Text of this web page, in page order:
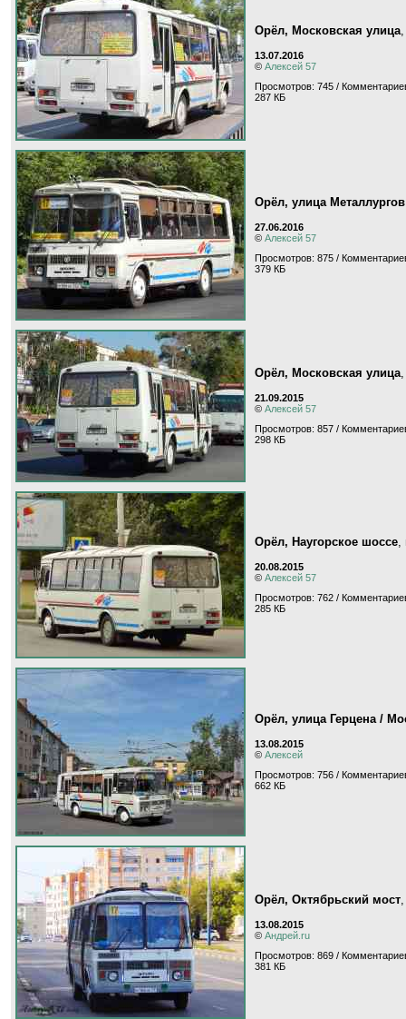
Орёл, Московская улица
13.07.2016
© Алексей 57
Просмотров: 745 /
287 КБ
Орёл, улица Металлургов
27.06.2016
© Алексей 57
Просмотров: 875 /
379 КБ
Орёл, Московская улица
21.09.2015
© Алексей 57
Просмотров: 857 /
298 КБ
Орёл, Наугорское шоссе,
20.08.2015
© Алексей 57
Просмотров: 762 /
285 КБ
Орёл, улица Герцена /
13.08.2015
© Алексей
Просмотров: 756 /
662 КБ
Орёл, Октябрьский мост
13.08.2015
© Андрей.ru
Просмотров: 869 /
381 КБ